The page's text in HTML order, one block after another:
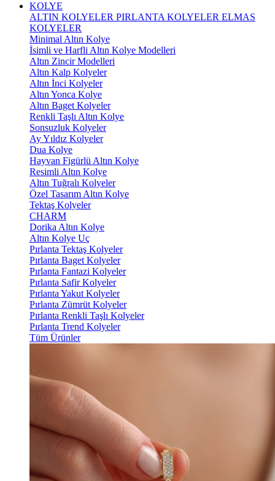
KOLYE
ALTIN KOLYELER PIRLANTA KOLYELER ELMAS
KOLYELER
Minimal Altın Kolye
İsimli ve Harfli Altın Kolye Modelleri
Altın Zincir Modelleri
Altın Kalp Kolyeler
Altın İnci Kolyeler
Altın Yonca Kolye
Altın Baget Kolyeler
Renkli Taşlı Altın Kolye
Sonsuzluk Kolyeler
Ay Yıldız Kolyeler
Dua Kolye
Hayvan Figürlü Altın Kolye
Resimli Altın Kolye
Altın Tuğralı Kolyeler
Özel Tasarım Altın Kolye
Tektaş Kolyeler
CHARM
Dorika Altın Kolye
Altın Kolye Uç
Pırlanta Tektaş Kolyeler
Pırlanta Baget Kolyeler
Pırlanta Fantazi Kolyeler
Pırlanta Safir Kolyeler
Pırlanta Yakut Kolyeler
Pırlanta Zümrüt Kolyeler
Pırlanta Renkli Taşlı Kolyeler
Pırlanta Trend Kolyeler
Tüm Ürünler